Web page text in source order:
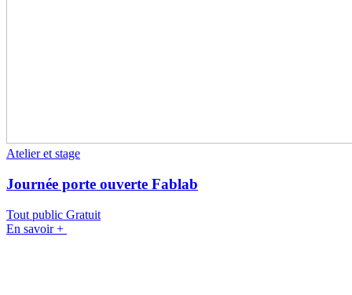
Atelier et stage
Journée porte ouverte Fablab
Tout public Gratuit
En savoir +